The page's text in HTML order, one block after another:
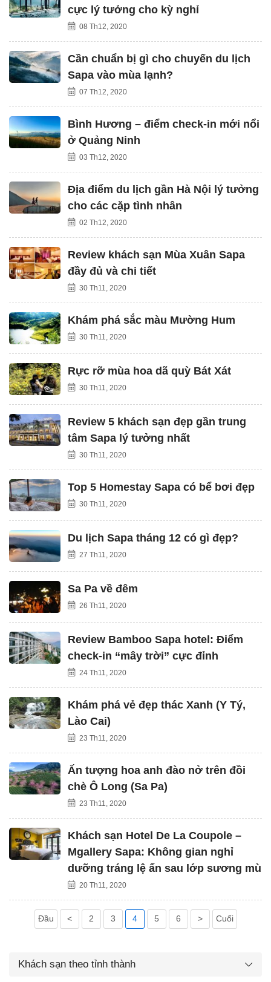
cực lý tưởng cho kỳ nghỉ
08 Th12, 2020
Cần chuẩn bị gì cho chuyến du lịch
Sapa vào mùa lạnh?
07 Th12, 2020
Bình Hương – điểm check-in mới nổi
ở Quảng Ninh
03 Th12, 2020
Địa điểm du lịch gần Hà Nội lý tưởng
cho các cặp tình nhân
02 Th12, 2020
Review khách sạn Mùa Xuân Sapa
đầy đủ và chi tiết
30 Th11, 2020
Khám phá sắc màu Mường Hum
30 Th11, 2020
Rực rỡ mùa hoa dã quỳ Bát Xát
30 Th11, 2020
Review 5 khách sạn đẹp gần trung
tâm Sapa lý tưởng nhất
30 Th11, 2020
Top 5 Homestay Sapa có bể bơi đẹp
30 Th11, 2020
Du lịch Sapa tháng 12 có gì đẹp?
27 Th11, 2020
Sa Pa về đêm
26 Th11, 2020
Review Bamboo Sapa hotel: Điểm
check-in “mây trời” cực đỉnh
24 Th11, 2020
Khám phá vẻ đẹp thác Xanh (Y Tý,
Lào Cai)
23 Th11, 2020
Ấn tượng hoa anh đào nở trên đồi
chè Ô Long (Sa Pa)
23 Th11, 2020
Khách sạn Hotel De La Coupole –
Mgallery Sapa: Không gian nghỉ
dưỡng tráng lệ ẩn sau lớp sương mù
20 Th11, 2020
Đầu < 2 3 4 5 6 > Cuối
Khách sạn theo tỉnh thành